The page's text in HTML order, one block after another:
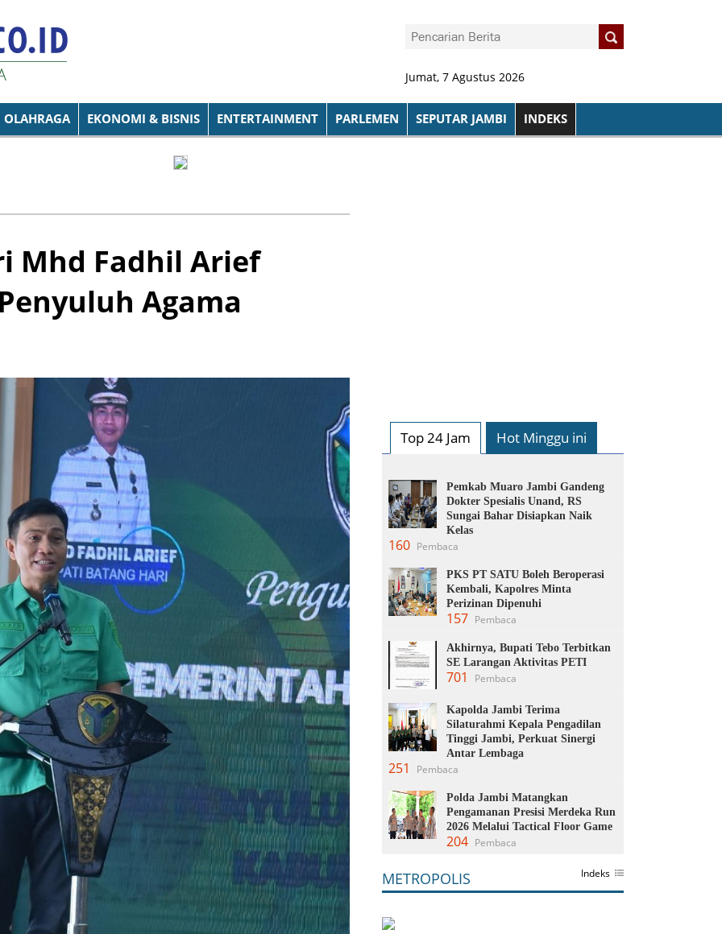
Jumat, 7 Agustus 2026
OLAHRAGA EKONOMI & BISNIS ENTERTAINMENT PARLEMEN SEPUTAR JAMBI INDEKS
Mhd Fadhil Arief
Agama
Top 24 Jam Hot Minggu ini
Pemkab Muaro Jambi Gandeng
Dokter Spesialis Unand, RS
Sungai Bahar Disiapkan Naik
Kelas
160 Pembaca
PKS PT SATU Boleh Beroperasi
Kembali, Kapolres Minta
Perizinan Dipenuhi
157 Pembaca
Akhirnya, Bupati Tebo Terbitkan
SE Larangan Aktivitas PETI
701 Pembaca
Kapolda Jambi Terima
Silaturahmi Kepala Pengadilan
Tinggi Jambi, Perkuat Sinergi
Antar Lembaga
251 Pembaca
Polda Jambi Matangkan
Pengamanan Presisi Merdeka Run
2026 Melalui Tactical Floor Game
204 Pembaca
METROPOLIS Indeks